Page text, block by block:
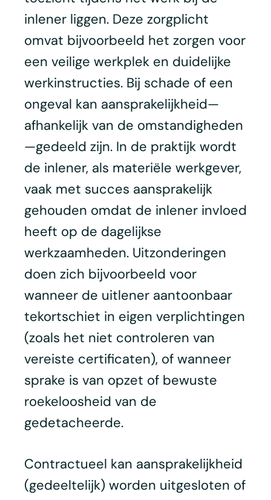
inlener liggen. Deze zorgplicht
omvat bijvoorbeeld het zorgen voor
een veilige werkplek en duidelijke
werkinstructies. Bij schade of een
ongeval kan aansprakelijkheid—
afhankelijk van de omstandigheden
—gedeeld zijn. In de praktijk wordt
de inlener, als materiële werkgever,
vaak met succes aansprakelijk
gehouden omdat de inlener invloed
heeft op de dagelijkse
werkzaamheden. Uitzonderingen
doen zich bijvoorbeeld voor
wanneer de uitlener aantoonbaar
tekortschiet in eigen verplichtingen
(zoals het niet controleren van
vereiste certificaten), of wanneer
sprake is van opzet of bewuste
roekeloosheid van de
gedetacheerde.
Contractueel kan aansprakelijkheid
(gedeeltelijk) worden uitgesloten of